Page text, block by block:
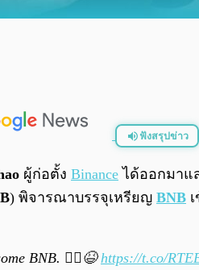
ฟังสรุปข่าว
ผู้ก่อตั้ง Binance ได้ออกมาแ
) พิจารณาบรรจุเหรียญ BNB
BNB. 🤷‍♂️😆https://t.co/